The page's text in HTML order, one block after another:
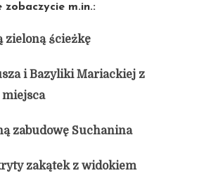
zobaczycie m.in.:
zieloną ścieżkę
i Bazyliki Mariackiej z
zabudowę Suchanina
zakątek z widokiem